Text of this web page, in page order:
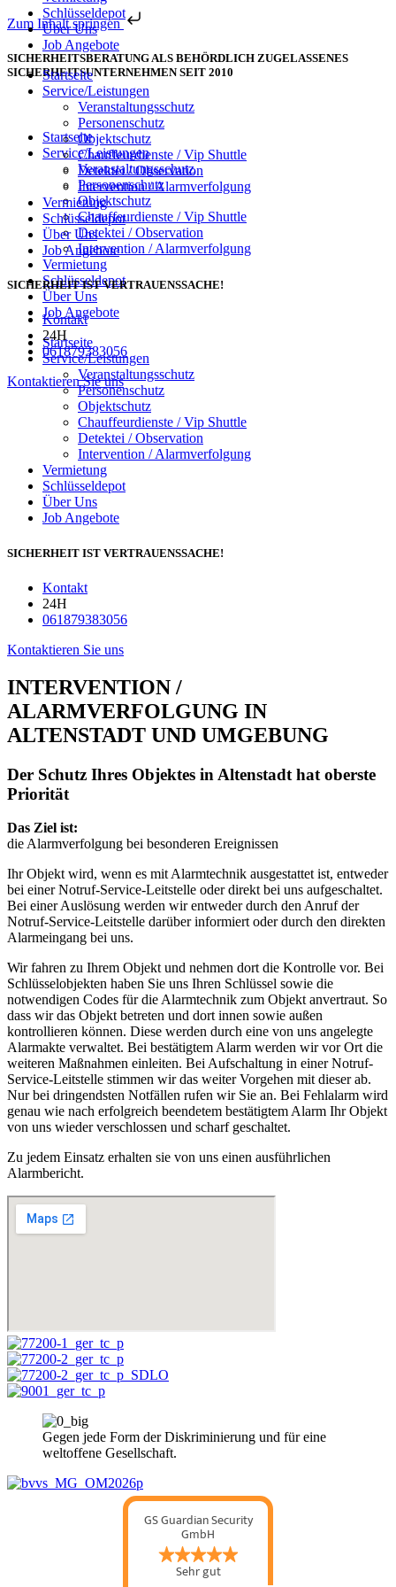
Zum Inhalt springen
SICHERHEITSBERATUNG ALS BEHÖRDLICH ZUGELASSENES
SICHERHEITSUNTERNEHMEN SEIT 2010
Startseite
Service/Leistungen
Veranstaltungsschutz
Personenschutz
Objektschutz
Chauffeurdienste / Vip Shuttle
Detektei / Observation
Intervention / Alarmverfolgung
Vermietung
Schlüsseldepot
Über Uns
Job Angebote
Startseite
Service/Leistungen
Veranstaltungsschutz
Personenschutz
Objektschutz
Chauffeurdienste / Vip Shuttle
Detektei / Observation
Intervention / Alarmverfolgung
Vermietung
Schlüsseldepot
Über Uns
Job Angebote
SICHERHEIT IST VERTRAUENSSACHE!
Kontakt
24H
061879383056
Kontaktieren Sie uns
Schlüsseldepot
Über Uns
Job Angebote
Startseite
Service/Leistungen
Veranstaltungsschutz
Personenschutz
Objektschutz
Chauffeurdienste / Vip Shuttle
Detektei / Observation
Intervention / Alarmverfolgung
Vermietung
Schlüsseldepot
Über Uns
Job Angebote
SICHERHEIT IST VERTRAUENSSACHE!
Kontakt
24H
061879383056
Kontaktieren Sie uns
INTERVENTION /
ALARMVERFOLGUNG IN
ALTENSTADT UND UMGEBUNG
Der Schutz Ihres Objektes in Altenstadt hat oberste
Priorität
Das Ziel ist:
die Alarmverfolgung bei besonderen Ereignissen
Ihr Objekt wird, wenn es mit Alarmtechnik ausgestattet ist, entweder
bei einer Notruf-Service-Leitstelle oder direkt bei uns aufgeschaltet.
Bei einer Auslösung werden wir entweder durch den Anruf der
Notruf-Service-Leitstelle darüber informiert oder durch den direkten
Alarmeingang bei uns.
Wir fahren zu Ihrem Objekt und nehmen dort die Kontrolle vor. Bei
Schlüsselobjekten haben Sie uns Ihren Schlüssel sowie die
notwendigen Codes für die Alarmtechnik zum Objekt anvertraut. So
dass wir das Objekt betreten und dort innen sowie außen
kontrollieren können. Diese werden durch eine von uns angelegte
Alarmakte verwaltet. Bei bestätigtem Alarm werden wir vor Ort die
weiteren Maßnahmen einleiten. Bei Aufschaltung in einer Notruf-
Service-Leitstelle stimmen wir das weiter Vorgehen mit dieser ab.
Nur bei dringendsten Notfällen rufen wir Sie an. Bei Fehlalarm wird
genau wie nach erfolgreich beendetem bestätigtem Alarm Ihr Objekt
von uns wieder verschlossen und scharf geschaltet.
Zu jedem Einsatz erhalten sie von uns einen ausführlichen
Alarmbericht.
Gegen jede Form der Diskriminierung und für eine
weltoffene Gesellschaft.
GS Guardian Security
GmbH
Sehr gut